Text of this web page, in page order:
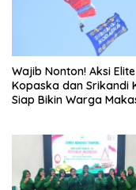
Wajib Nonton! Aksi Elite
Kopaska dan Srikandi
Siap Bikin Warga